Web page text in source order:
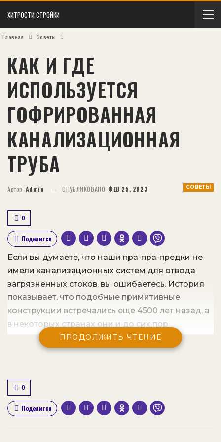
ХИТРОСТИ СТРОЙКИ
Главная Советы
КАК И ГДЕ
ИСПОЛЬЗУЕТСЯ
ГОФРИРОВАННАЯ
КАНАЛИЗАЦИОННАЯ
ТРУБА
СОВЕТЫ
Автор Admin ОПУБЛИКОВАНО ФЕВ 25, 2023
0
Поделится
Если вы думаете, что наши пра-пра-предки не
имели канализационных систем для отвода
загрязненных стоков, вы ошибаетесь. История
показывает, что подобные примитивные
конструкции встречались еще 4500 лет назад, а
в некоторых странах они и до сих пор
используются. Сегодня, благодаря
современным технологиям, удалось создать
предназначенных не только для магистральной
канализации, но для использования в санузлах.
ПРОДОЛЖИТЬ ЧТЕНИЕ
0
Поделится